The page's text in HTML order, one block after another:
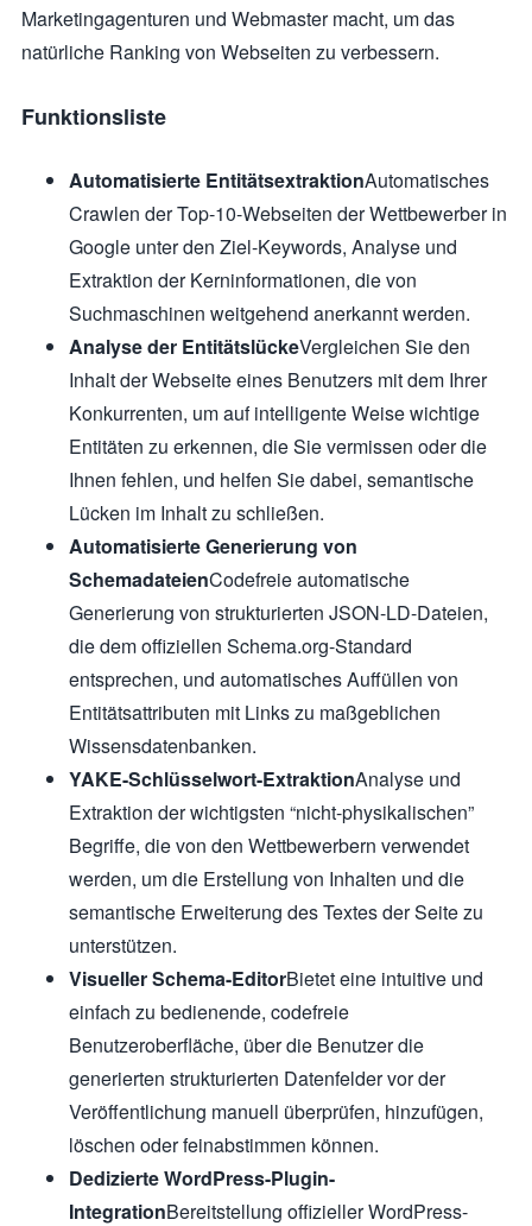
Marketingagenturen und Webmaster macht, um das
natürliche Ranking von Webseiten zu verbessern.
Funktionsliste
Automatisierte EntitätsextraktionAutomatisches
Crawlen der Top-10-Webseiten der Wettbewerber in
Google unter den Ziel-Keywords, Analyse und
Extraktion der Kerninformationen, die von
Suchmaschinen weitgehend anerkannt werden.
Analyse der EntitätslückeVergleichen Sie den
Inhalt der Webseite eines Benutzers mit dem Ihrer
Konkurrenten, um auf intelligente Weise wichtige
Entitäten zu erkennen, die Sie vermissen oder die
Ihnen fehlen, und helfen Sie dabei, semantische
Lücken im Inhalt zu schließen.
Automatisierte Generierung von
SchemadateienCodefreie automatische
Generierung von strukturierten JSON-LD-Dateien,
die dem offiziellen Schema.org-Standard
entsprechen, und automatisches Auffüllen von
Entitätsattributen mit Links zu maßgeblichen
Wissensdatenbanken.
YAKE-Schlüsselwort-ExtraktionAnalyse und
Extraktion der wichtigsten “nicht-physikalischen”
Begriffe, die von den Wettbewerbern verwendet
werden, um die Erstellung von Inhalten und die
semantische Erweiterung des Textes der Seite zu
unterstützen.
Visueller Schema-EditorBietet eine intuitive und
einfach zu bedienende, codefreie
Benutzeroberfläche, über die Benutzer die
generierten strukturierten Datenfelder vor der
Veröffentlichung manuell überprüfen, hinzufügen,
löschen oder feinabstimmen können.
Dedizierte WordPress-Plugin-
IntegrationBereitstellung offizieller WordPress-